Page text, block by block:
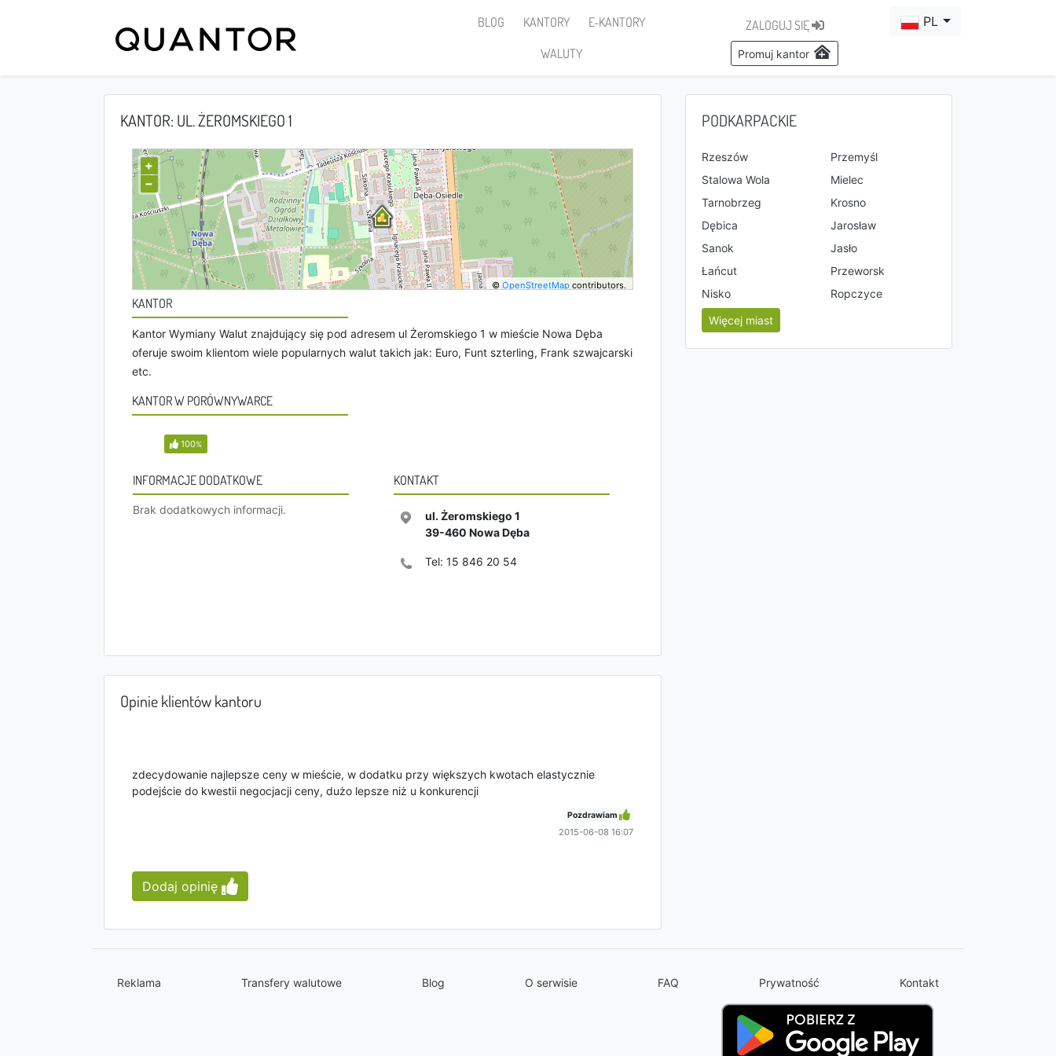
BLOG KANTORY
E-KANTORY
WALUTY
ZALOGUJ SIĘ
Promuj kantor
PL
KANTOR: UL. ŻEROMSKIEGO 1
+
−
©OpenStreetMap contributors.
KANTOR
Kantor Wymiany Walut znajdujący się pod adresem ul Żeromskiego 1 w mieście Nowa Dęba
oferuje swoim klientom wiele popularnych walut takich jak: Euro, Funt szterling, Frank szwajcarski
etc.
KANTOR W PORÓWNYWARCE
100%
INFORMACJE DODATKOWE
Brak dodatkowych informacji.
KONTAKT
ul. Żeromskiego 1
39-460 Nowa Dęba
Tel: 15 846 20 54
Opinie klientów kantoru
zdecydowanie najlepsze ceny w mieście, w dodatku przy większych kwotach elastycznie
podejście do kwestii negocjacji ceny, dużo lepsze niż u konkurencji
Pozdrawiam
2015-06-08 16:07
Dodaj opinię
PODKARPACKIE
Rzeszów
Przemyśl
Stalowa Wola
Mielec
Tarnobrzeg
Krosno
Dębica
Jarosław
Sanok
Jasło
Łańcut
Przeworsk
Nisko
Ropczyce
Więcej miast
Reklama Transfery walutowe Blog O serwisie FAQ Prywatność Kontakt